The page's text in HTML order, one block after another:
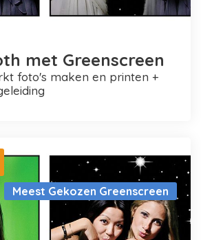
met Greenscreen
Meest Gekozen Greenscreen